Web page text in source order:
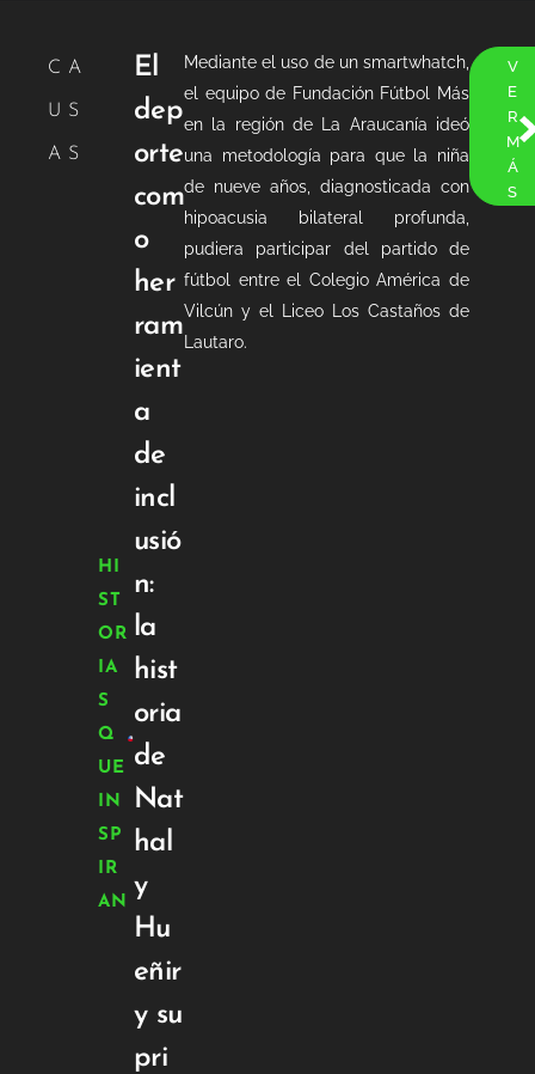
CA
US
AS
HI
ST
OR
IA
S
Q
UE
IN
SP
IR
AN
El
dep
orte
com
o
her
ram
ient
a
de
incl
usió
n:
la
hist
oria
de
Nat
hal
y
Hu
eñir
y su
pri
Mediante el uso de un smartwhatch,
el equipo de Fundación Fútbol Más
en la región de La Araucanía ideó
una metodología para que la niña
de nueve años, diagnosticada con
hipoacusia bilateral profunda,
pudiera participar del partido de
fútbol entre el Colegio América de
Vilcún y el Liceo Los Castaños de
Lautaro.
V
E
R
M
Á
S